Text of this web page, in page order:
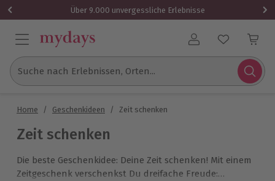
Über 9.000 unvergessliche Erlebnisse
Benutzerkonto
Suche nach Erlebnissen, Orten...
Home / Geschenkideen / Zeit schenken
Zeit schenken
Die beste Geschenkidee: Deine Zeit schenken! Mit einem
Zeitgeschenk verschenkst Du dreifache Freude: